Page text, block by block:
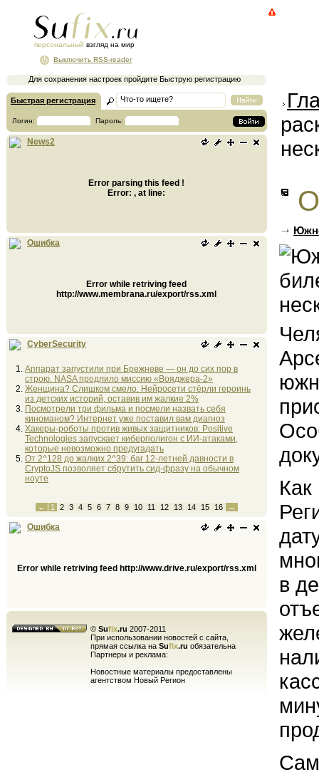
персональный взгляд на мир
Для сохранения настроек пройдите Быструю регистрацию
Выключить RSS-reader
Быстрая регистрация
Логин: Пароль:
News2
Error parsing this feed !
Error: , at line:
Ошибка
Error while retriving feed
http://www.membrana.ru/export/rss.xml
CyberSecurity
Аппарат запустили при Брежневе — он до сих пор в
строю. NASA продлило миссию «Вояджера-2»
Женщина? Слишком смело. Нейросети стёрли героинь
из детских историй, оставив им жалкие 2%
Посмотрели три фильма и посмели назвать себя
киноманом? Интернет уже поставил вам диагноз
Хакеры-роботы против живых защитников: Positive
Technologies запускает киберполигон с ИИ-атаками,
которые невозможно предугадать
От 2^128 до жалких 2^39: баг 12-летней давности в
CryptoJS позволяет сбрутить сид-фразу на обычном
ноуте
← 1 2 3 4 5 6 7 8 9 10 11 12 13 14 15 16 →
Ошибка
Error while retriving feed http://www.drive.ru/export/rss.xml
© Sufix.ru 2007-2011
При использовании новостей с сайта,
прямая ссылка на Sufix.ru обязательна
Партнеры и реклама:
Новостные материалы предоставлены
агентством Новый Регион
в